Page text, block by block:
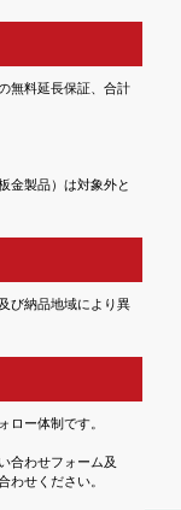
無料延長保証、合計
金製品）は対象外と
び納品地域により異
ロー体制です。
合わせフォーム及
わせください。